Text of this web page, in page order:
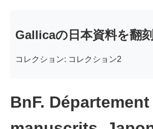
Gallicaの日本資料を翻刻
コレクション: コレクション2
BnF.